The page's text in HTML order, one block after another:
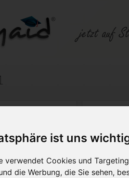
ist uns
verwendet Cookies und
die Werbung, die Sie sehen,
verkaufen
und Hochschule
Biologie